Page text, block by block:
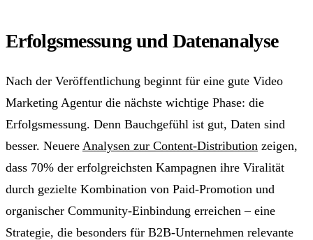
Erfolgsmessung und Datenanalyse
Nach der Veröffentlichung beginnt für eine gute Video
Marketing Agentur die nächste wichtige Phase: die
Erfolgsmessung. Denn Bauchgefühl ist gut, Daten sind
besser. Neuere Analysen zur Content-Distribution zeigen,
dass 70% der erfolgreichsten Kampagnen ihre Viralität
durch gezielte Kombination von Paid-Promotion und
organischer Community-Einbindung erreichen – eine
Strategie, die besonders für B2B-Unternehmen relevante